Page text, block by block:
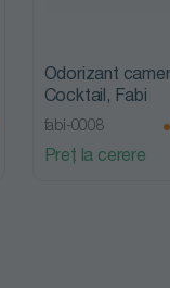
Odorizant
Cocktail, Fabi
fabi-0008
Preț la cerere